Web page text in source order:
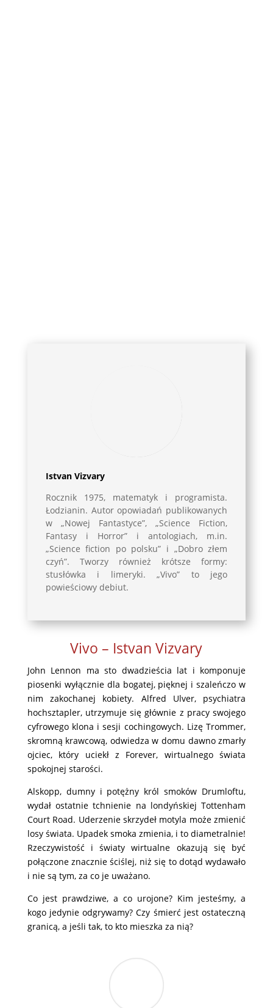
Istvan Vizvary
Rocznik 1975, matematyk i programista.
Łodzianin. Autor opowiadań publikowanych
w „Nowej Fantastyce”, „Science Fiction,
Fantasy i Horror” i antologiach, m.in.
„Science fiction po polsku” i „Dobro złem
czyń”. Tworzy również krótsze formy:
stusłówka i limeryki. „Vivo” to jego
powieściowy debiut.
Vivo – Istvan Vizvary
John Lennon ma sto dwadzieścia lat i komponuje
piosenki wyłącznie dla bogatej, pięknej i szaleńczo w
nim zakochanej kobiety. Alfred Ulver, psychiatra
hochsztapler, utrzymuje się głównie z pracy swojego
cyfrowego klona i sesji cochingowych. Lizę Trommer,
skromną krawcową, odwiedza w domu dawno zmarły
ojciec, który uciekł z Forever, wirtualnego świata
spokojnej starości.
Alskopp, dumny i potężny król smoków Drumloftu,
wydał ostatnie tchnienie na londyńskiej Tottenham
Court Road. Uderzenie skrzydeł motyla może zmienić
losy świata. Upadek smoka zmienia, i to diametralnie!
Rzeczywistość i światy wirtualne okazują się być
połączone znacznie ściślej, niż się to dotąd wydawało
i nie są tym, za co je uważano.
Co jest prawdziwe, a co urojone? Kim jesteśmy, a
kogo jedynie odgrywamy? Czy śmierć jest ostateczną
granicą, a jeśli tak, to kto mieszka za nią?